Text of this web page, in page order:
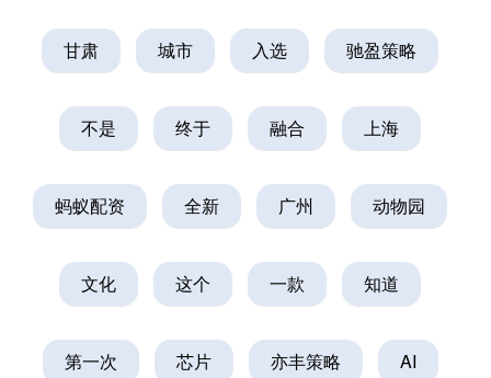
甘肃 城市 入选 驰盈策略
不是 终于 融合 上海
蚂蚁配资 全新 广州 动物园
文化 这个 一款 知道
第一次 芯片 亦丰策略 AI